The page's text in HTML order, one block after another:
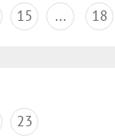
15 ... 18
23